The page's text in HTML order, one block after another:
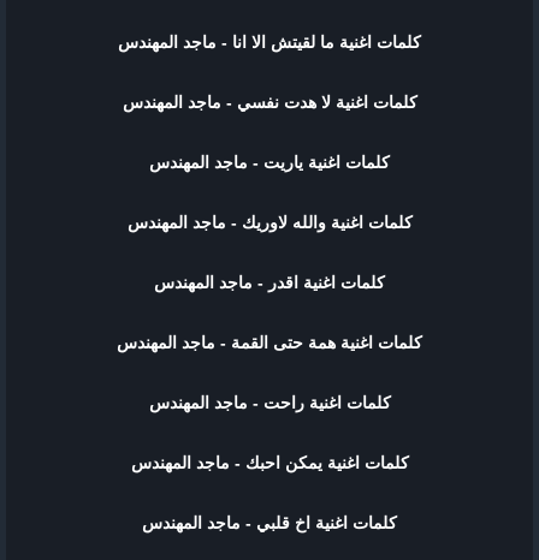
كلمات اغنية ما لقيتش الا انا - ماجد المهندس
كلمات اغنية لا هدت نفسي - ماجد المهندس
كلمات اغنية ياريت - ماجد المهندس
كلمات اغنية والله لاوريك - ماجد المهندس
كلمات اغنية اقدر - ماجد المهندس
كلمات اغنية همة حتى القمة - ماجد المهندس
كلمات اغنية راحت - ماجد المهندس
كلمات اغنية يمكن احبك - ماجد المهندس
كلمات اغنية اخ قلبي - ماجد المهندس